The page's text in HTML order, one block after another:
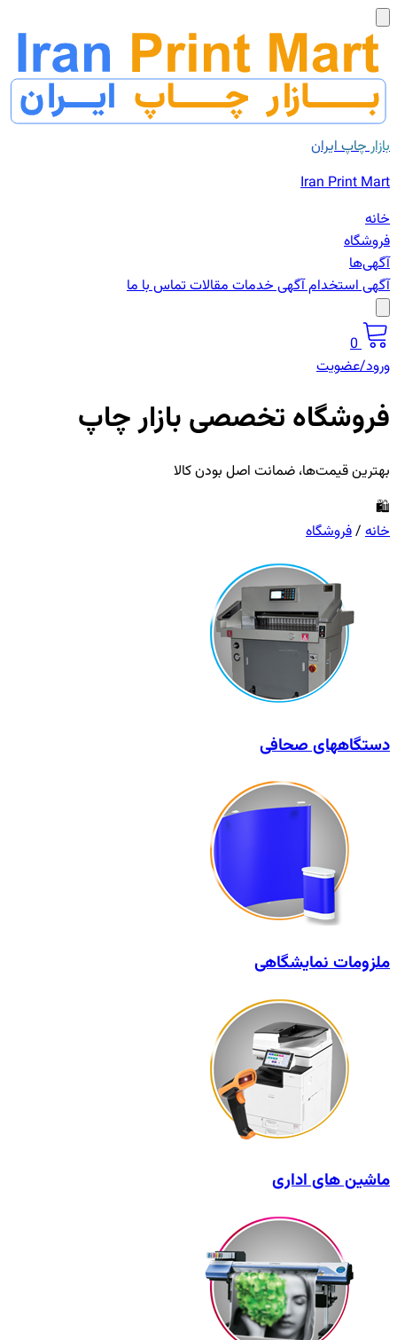
بازار چاپ ایران
Iran Print Mart
خانه
فروشگاه
آگهی‌ها
آگهی استخدامآگهی خدماتمقالاتتماس با ما
0
ورود/عضویت
فروشگاه تخصصی بازار چاپ
بهترین قیمت‌ها، ضمانت اصل بودن کالا
🛍️
خانه /فروشگاه
دستگاههای صحافی
ملزومات نمایشگاهی
ماشین های اداری